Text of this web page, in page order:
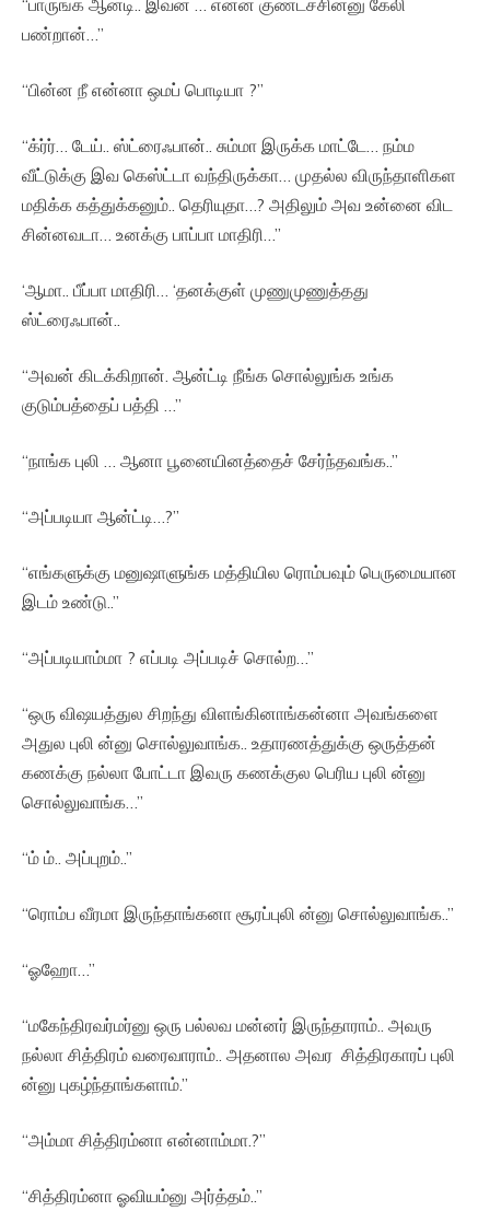
பண்றான்…”
“பின்ன நீ என்னா ஒமப் பொடியா ?”
“க்ர்ர்… டேய்.. ஸ்ட்ரைஃபான்.. சும்மா இருக்க மாட்டே… நம்ம
வீட்டுக்கு இவ கெஸ்ட்டா வந்திருக்கா… முதல்ல விருந்தாளிகள
மதிக்க கத்துக்கனும்.. தெரியுதா…? அதிலும் அவ உன்னை விட
சின்னவடா… உனக்கு பாப்பா மாதிரி…”
‘ஆமா.. பீப்பா மாதிரி… ‘தனக்குள் முணுமுணுத்தது
ஸ்ட்ரைஃபான்..
“அவன் கிடக்கிறான். ஆன்ட்டி நீங்க சொல்லுங்க உங்க
குடும்பத்தைப் பத்தி …”
“நாங்க புலி … ஆனா பூனையினத்தைச் சேர்ந்தவங்க..”
“அப்படியா ஆன்ட்டி…?”
“எங்களுக்கு மனுஷாளுங்க மத்தியில ரொம்பவும் பெருமையான
இடம் உண்டு..”
“அப்படியாம்மா ? எப்படி அப்படிச் சொல்ற…”
“ஒரு விஷயத்துல சிறந்து விளங்கினாங்கன்னா அவங்களை
அதுல புலி ன்னு சொல்லுவாங்க.. உதாரணத்துக்கு ஒருத்தன்
கணக்கு நல்லா போட்டா இவரு கணக்குல பெரிய புலி ன்னு
சொல்லுவாங்க…”
“ம் ம்.. அப்புறம்..”
“ரொம்ப வீரமா இருந்தாங்கனா சூரப்புலி ன்னு சொல்லுவாங்க..”
“ஓஹோ…”
“மகேந்திரவர்மர்னு ஒரு பல்லவ மன்னர் இருந்தாராம்.. அவரு
நல்லா சித்திரம் வரைவாராம்.. அதனால அவர சித்திரகாரப் புலி
ன்னு புகழ்ந்தாங்களாம்.”
“அம்மா சித்திரம்னா என்னாம்மா.?”
“சித்திரம்னா ஓவியம்னு அர்த்தம்..”